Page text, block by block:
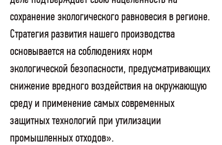
сохранение экологического равновесия в регионе.
Стратегия развития нашего производства
основывается на соблюдениях норм
экологической безопасности, предусматривающих
снижение вредного воздействия на окружающую
среду и применение самых современных
защитных технологий при утилизации
промышленных отходов».